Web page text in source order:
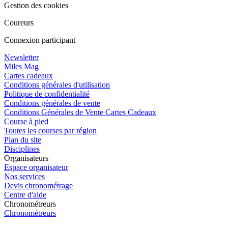
Gestion des cookies
Coureurs
Connexion participant
Newsletter
Miles Mag
Cartes cadeaux
Conditions générales d'utilisation
Politique de confidentialité
Conditions générales de vente
Conditions Générales de Vente Cartes Cadeaux
Course à pied
Toutes les courses par région
Plan du site
Disciplines
Organisateurs
Espace organisateur
Nos services
Devis chronométrage
Centre d'aide
Chronométreurs
Chronométreurs